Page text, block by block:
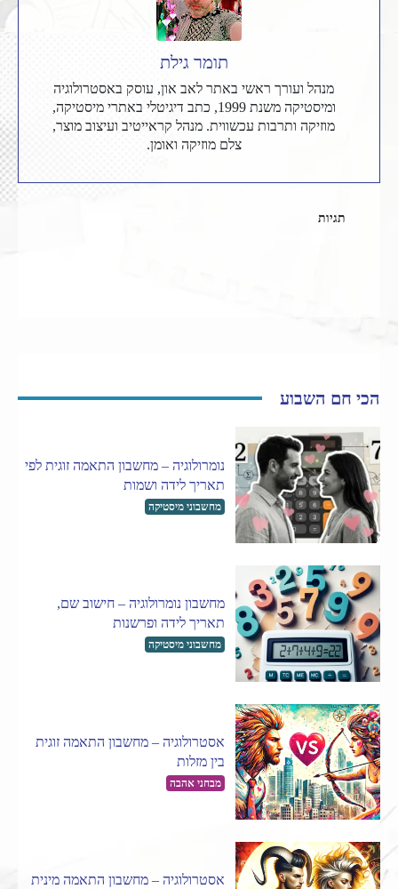
הכי חם השבוע
נומרולוגיה – מחשבון התאמה זוגית לפי
תאריך לידה ושמות
מחשבוני מיסטיקה
מחשבון נומרולוגיה – חישוב שם,
תאריך לידה ופרשנות
מחשבוני מיסטיקה
אסטרולוגיה – מחשבון התאמה זוגית
בין מזלות
מבחני אהבה
אסטרולוגיה – מחשבון התאמה מינית
תומר גילת
מנהל ועורך ראשי באתר לאב און, עוסק באסטרולוגיה
ומיסטיקה משנת 1999, כתב דיגיטלי באתרי מיסטיקה,
מוזיקה ותרבות עכשווית. מנהל קראייטיב ועיצוב מוצר,
צלם מוזיקה ואומן.
תגיות